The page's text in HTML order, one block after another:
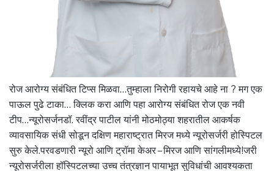
रोज आरोग्य संबंधित टिप्स मिळवा…तुम्हाला निरोगी रहायचे आहे ना ? मग एक
पाऊल पुढे टाका… क्लिक करा आणि पहा आरोग्य संबंधित रोज एक नवी
टीप…न्यूरोसर्जनडॉ. रवींद्र पाटील यांनी मोठमोठ्या शहरातील आकर्षक
व्यावसायिक संधी सोडून दक्षिण महाराष्ट्रात मिरज मध्ये न्यूरोसर्जरी होस्पिटल
सुरु केले.परवडणारी न्यूरो आणि ट्रॉमा केअर – मिरज आणि सांगलीमध्ये!जरी
न्यूरोसर्जरीला हॉस्पिटलच्या उच्च तंत्रज्ञान पायाभूत सुविधांची आवश्यकता